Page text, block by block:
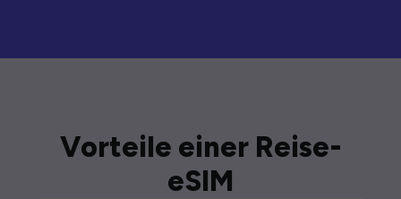
Vorteile einer Reise-
eSIM